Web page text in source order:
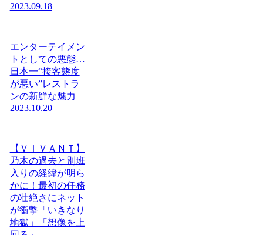
2023.09.18
エンターテイメン
トとしての悪態…
日本一“接客態度
が悪い”レストラ
ンの新鮮な魅力
2023.10.20
【ＶＩＶＡＮＴ】
乃木の過去と別班
入りの経緯が明ら
かに！最初の任務
の壮絶さにネット
が衝撃「いきなり
地獄」「想像を上